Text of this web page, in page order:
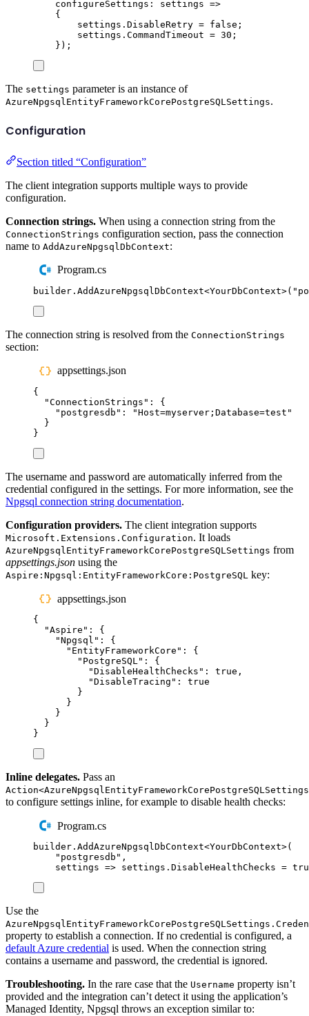
configureSettings : settings =>
{
settings . DisableRetry = false ;
settings . CommandTimeout = 30 ;
});
The settings parameter is an instance of
AzureNpgsqlEntityFrameworkCorePostgreSQLSettings.
Configuration
Section titled “Configuration”
The client integration supports multiple ways to provide
configuration.
Connection strings. When using a connection string from the
ConnectionStrings configuration section, pass the connection
name to AddAzureNpgsqlDbContext:
Program.cs
builder . AddAzureNpgsqlDbContext<YourDbContext>( "
The connection string is resolved from the ConnectionStrings
section:
appsettings.json
{
"ConnectionStrings " :
{
" postgresdb " : "Host=myserver;Database=test "
}
}
The username and password are automatically inferred from the
credential configured in the settings. For more information, see the
Npgsql connection string documentation.
Configuration providers. The client integration supports
Microsoft.Extensions.Configuration. It loads
AzureNpgsqlEntityFrameworkCorePostgreSQLSettings from
appsettings.json using the
Aspire:Npgsql:EntityFrameworkCore:PostgreSQL key:
appsettings.json
{
"Aspire " :
{
"Npgsql " :
{
" EntityFrameworkCore " :
{
" PostgreSQL" :
{
"DisableHealthChecks " : true ,
"DisableTracing " :
true
}
}
}
}
}
Inline delegates. Pass an
to configure settings inline, for example to disable health checks:
Program.cs
builder . AddAzureNpgsqlDbContext<YourDbContext>(
" postgresdb " ,
settings => settings . DisableHealthChecks =
Use the
property to establish a connection. If no credential is configured, a
default Azure credential is used. When the connection string
contains a username and password, the credential is ignored.
Troubleshooting. In the rare case that the Username property isn’t
provided and the integration can’t detect it using the application’s
Managed Identity, Npgsql throws an exception similar to: